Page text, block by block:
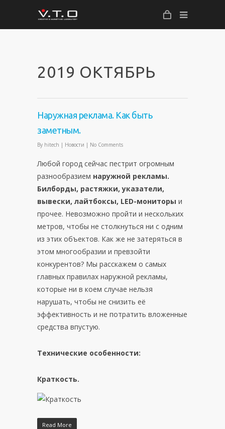
2019 ОКТЯБРЬ
Наружная реклама. Как быть
заметным.
By hitech | Новости | No Comments
Любой город сейчас пестрит огромным
разнообразием наружной рекламы.
Билборды, растяжки, указатели,
вывески, лайтбоксы, LED-мониторы и
прочее. Невозможно пройти и нескольких
метров, чтобы не столкнуться ни с одним
из этих объектов. Как же не затеряться в
этом многообразии и превзойти
конкурентов? Мы расскажем о самых
главных правилах наружной рекламы,
которые ни в коем случае нельзя
нарушать, чтобы не снизить её
эффективность и не потратить вложенные
средства впустую.
Технические особенности:
Краткость.
Read More